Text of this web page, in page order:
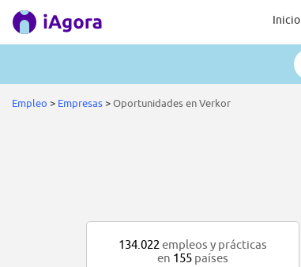
Inicio
Empleo > Empresas>Oportunidades en Verkor
134.022 empleos y prácticas
en 155 países